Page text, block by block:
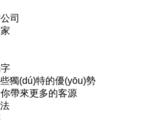
司
獨(dú)特的優(yōu)勢
帶來更多的客源